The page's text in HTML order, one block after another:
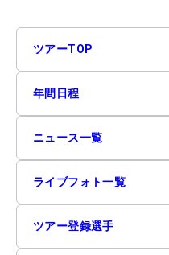
ツアーTOP
年間日程
ニュース一覧
ライブフォト一覧
ツアー登録選手